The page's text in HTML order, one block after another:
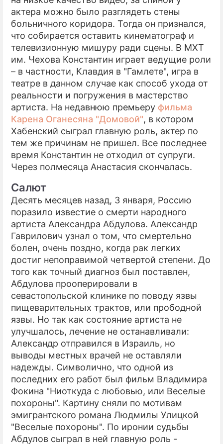
актера можно было разглядеть стены
больничного коридора. Тогда он признался,
что собирается оставить кинематограф и
телевизионную мишуру ради сцены. В МХТ
им. Чехова Константин играет ведущие роли
– в частности, Клавдия в "Гамлете", игра в
театре в данном случае как способ ухода от
реальности и погружения в мастерство
артиста. На недавнюю премьеру фильма
Карена Оганесяна "Домовой", в котором
Хабенский сыграл главную роль, актер по
тем же причинам не пришел. Все последнее
время Константин не отходил от супруги.
Через полмесяца Анастасия скончалась.
Салют
Десять месяцев назад, 3 января, Россию
поразило известие о смерти народного
артиста Александра Абдулова. Александр
Гаврилович узнал о том, что смертельно
болен, очень поздно, когда рак легких
достиг непоправимой четвертой степени. До
того как точный диагноз был поставлен,
Абдулова прооперировали в
севастопольской клинике по поводу язвы
пищеварительных трактов, или прободной
язвы. Но так как состояние артиста не
улучшалось, лечение не останавливали:
Александр отправился в Израиль, но
выводы местных врачей не оставляли
надежды. Символично, что одной из
последних его работ был фильм Владимира
Фокина "Ниоткуда с любовью, или Веселые
похороны". Картину сняли по мотивам
эмигрантского романа Людмилы Улицкой
"Веселые похороны". По иронии судьбы
Абдулов сыграл в ней главную роль -